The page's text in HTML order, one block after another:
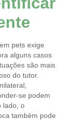
pets exige
alguns casos
são mais
do tutor.
se podem
lado, o
também pode